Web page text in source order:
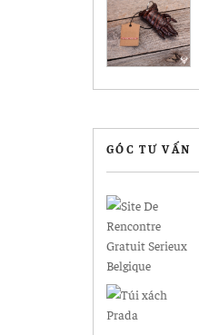
GÓC TƯ VẤN